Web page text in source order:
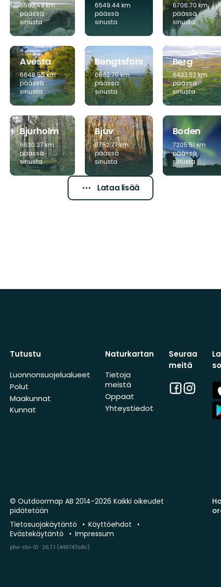
6562.49 km
päässä
sinusta
6549.44 km
päässä
sinusta
6706.70 km
päässä
sinusta
Avesta
6648.55 km
päässä
sinusta
Bengtsfors
6562.70 km
päässä
sinusta
Berg
6433.52 km
päässä
sinusta
Bjurholm
6630.37 km
päässä
sinusta
Bjuv
6752.77 km
päässä
sinusta
Boden
7205.51 km
päässä
sinusta
Lataa lisää
Tutustu
Luonnonsuojelualueet
Polut
Maakunnat
Kunnat
Naturkartan
Tietoja
meistä
Oppaat
Yhteystiedot
Seuraa
meitä
Facebook
© Outdoormap AB 2014-2026 Kaikki oikeudet
pidätetään
Tietosuojakäytäntö
Käyttöehdot
Evästekäytäntö
Impressum
phx-sto-01 · 26.7.1 (449747a8c)